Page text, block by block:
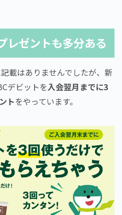
レゼントも多分ある
載はありませんでしたが、新
デビットを入会翌月までに3
トをやっています。